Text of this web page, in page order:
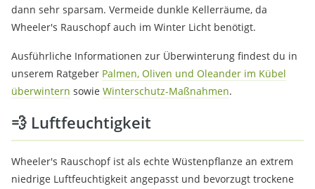
dann sehr sparsam. Vermeide dunkle Kellerräume, da
Wheeler's Rauschopf auch im Winter Licht benötigt.
Ausführliche Informationen zur Überwinterung findest du in
unserem Ratgeber Palmen, Oliven und Oleander im Kübel
überwintern sowie Winterschutz-Maßnahmen.
💨 Luftfeuchtigkeit
Wheeler's Rauschopf ist als echte Wüstenpflanze an extrem
niedrige Luftfeuchtigkeit angepasst und bevorzugt trockene